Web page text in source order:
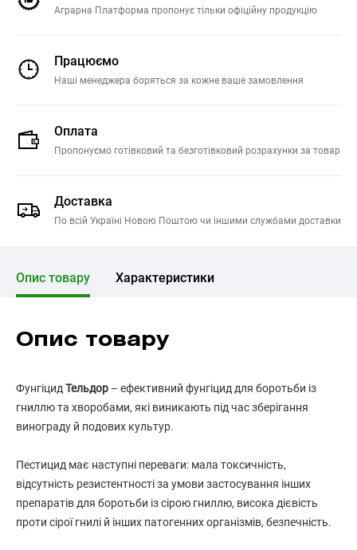
Аграрна Платформа пропонує тільки офіційну продукцію
Працюємо
Наші менеджера боряться за кожне ваше замовлення
Оплата
Пропонуємо готівковий та безготівковий розрахунки за товар
Доставка
По всій Україні Новою Поштою чи іншими службами доставки
Опис товару Характеристики
Опис товару
Фунгіцид Тельдор – ефективний фунгіцид для боротьби із
гниллю та хворобами, які виникають під час зберігання
винограду й подових культур.
Пестицид має наступні переваги: мала токсичність,
відсутність резистентності за умови застосування інших
препаратів для боротьби із сірою гниллю, висока дієвість
проти сірої гнилі й інших патогенних організмів, безпечність.